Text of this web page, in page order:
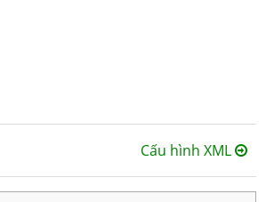
Cấu hình XML